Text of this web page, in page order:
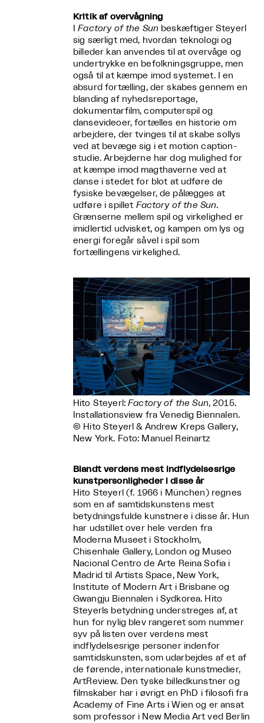
Kritik af overvågning
IFactory of the Sun beskæftiger Steyerl
sig særligt med, hvordan teknologi og
billeder kan anvendes til at overvåge og
undertrykke en befolkningsgruppe, men
også til at kæmpe imod systemet. I en
absurd fortælling, der skabes gennem en
blanding af nyhedsreportage,
dokumentarfilm, computerspil og
dansevideoer, fortælles en historie om
arbejdere, der tvinges til at skabe sollys
ved at bevæge sig i et motion caption-
studie. Arbejderne har dog mulighed for
at kæmpe imod magthaverne ved at
danse i stedet for blot at udføre de
fysiske bevægelser, de pålægges at
udføre i spillet Factory of the Sun.
Grænserne mellem spil og virkelighed er
imidlertid udvisket, og kampen om lys og
energi foregår såvel i spil som
fortællingens virkelighed.
Hito Steyerl:Factory of the Sun, 2015.
Installationsview fra Venedig Biennalen.
© Hito Steyerl & Andrew Kreps Gallery,
New York. Foto: Manuel Reinartz
Blandt verdens mest indflydelsesrige
kunstpersonligheder i disse år
Hito Steyerl (f. 1966 i München) regnes
som en af samtidskunstens mest
betydningsfulde kunstnere i disse år. Hun
har udstillet over hele verden fra
Moderna Museet i Stockholm,
Chisenhale Gallery, London og Museo
Nacional Centro de Arte Reina Sofia i
Madrid til Artists Space, New York,
Institute of Modern Art i Brisbane og
Gwangju Biennalen i Sydkorea. Hito
Steyerls betydning understreges af, at
hun for nylig blev rangeret som nummer
syv på listen over verdens mest
indflydelsesrige personer indenfor
samtidskunsten, som udarbejdes af et af
de førende, internationale kunstmedier,
ArtReview. Den tyske billedkunstner og
filmskaber har i øvrigt en PhD i filosofi fra
Academy of Fine Arts i Wien og er ansat
som professor i New Media Art ved Berlin